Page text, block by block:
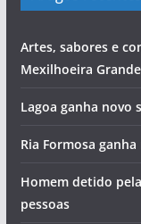
Artes, sabores e
Mexilhoeira Grande
Lagoa ganha novo
Ria Formosa
Homem detido
pessoas